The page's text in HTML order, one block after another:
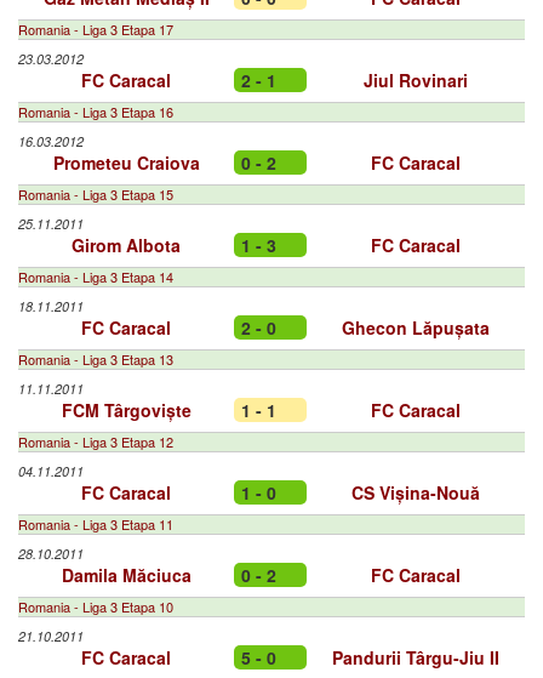
Romania - Liga 3 Etapa 17
23.03.2012
FC Caracal 2 - 1 Jiul Rovinari
Romania - Liga 3 Etapa 16
16.03.2012
Prometeu Craiova 0 - 2 FC Caracal
Romania - Liga 3 Etapa 15
25.11.2011
Girom Albota 1 - 3 FC Caracal
Romania - Liga 3 Etapa 14
18.11.2011
FC Caracal 2 - 0 Ghecon Lăpușata
Romania - Liga 3 Etapa 13
11.11.2011
FCM Târgoviște 1 - 1 FC Caracal
Romania - Liga 3 Etapa 12
04.11.2011
FC Caracal 1 - 0 CS Vișina-Nouă
Romania - Liga 3 Etapa 11
28.10.2011
Damila Măciuca 0 - 2 FC Caracal
Romania - Liga 3 Etapa 10
21.10.2011
FC Caracal 5 - 0 Pandurii Târgu-Jiu II